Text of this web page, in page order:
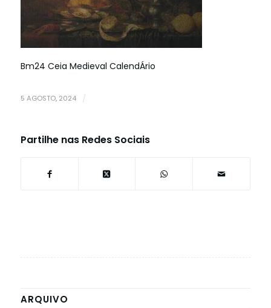
Bm24 Ceia Medieval CalendÁrio
5 AGOSTO, 2024 /
Partilhe nas Redes Sociais
ARQUIVO